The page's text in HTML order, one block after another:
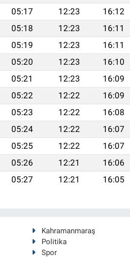
05:17 12:23 16:12
05:18 12:23 16:11
05:19 12:23 16:11
05:20 12:23 16:10
05:21 12:23 16:09
05:22 12:22 16:09
05:23 12:22 16:08
05:24 12:22 16:07
05:25 12:22 16:07
05:26 12:21 16:06
05:27 12:21 16:05
Kahramanmaraş
Politika
Spor